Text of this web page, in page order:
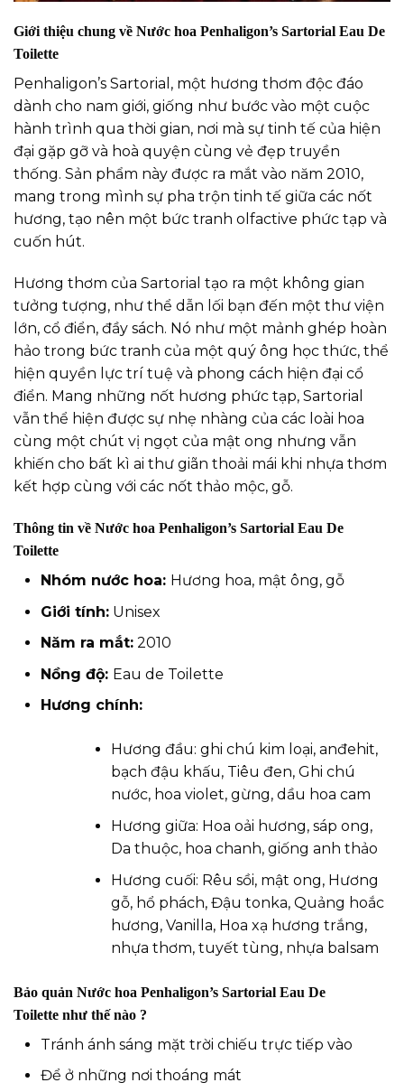
Giới thiệu chung về Nước hoa Penhaligon’s Sartorial Eau De
Toilette
Penhaligon’s Sartorial, một hương thơm độc đáo
dành cho nam giới, giống như bước vào một cuộc
hành trình qua thời gian, nơi mà sự tinh tế của hiện
đại gặp gỡ và hoà quyện cùng vẻ đẹp truyền
thống. Sản phẩm này được ra mắt vào năm 2010,
mang trong mình sự pha trộn tinh tế giữa các nốt
hương, tạo nên một bức tranh olfactive phức tạp và
cuốn hút.
Hương thơm của Sartorial tạo ra một không gian
tưởng tượng, như thể dẫn lối bạn đến một thư viện
lớn, cổ điển, đầy sách. Nó như một mảnh ghép hoàn
hảo trong bức tranh của một quý ông học thức, thể
hiện quyền lực trí tuệ và phong cách hiện đại cổ
điển. Mang những nốt hương phức tạp, Sartorial
vẫn thể hiện được sự nhẹ nhàng của các loài hoa
cùng một chút vị ngọt của mật ong nhưng vẫn
khiến cho bất kì ai thư giãn thoải mái khi nhựa thơm
kết hợp cùng với các nốt thảo mộc, gỗ.
Thông tin về Nước hoa Penhaligon’s Sartorial Eau De
Toilette
Nhóm nước hoa: Hương hoa, mật ông, gỗ
Giới tính: Unisex
Năm ra mắt: 2010
Nồng độ: Eau de Toilette
Hương chính:
Hương đầu: ghi chú kim loại, anđehit,
bạch đậu khấu, Tiêu đen, Ghi chú
nước, hoa violet, gừng, dầu hoa cam
Hương giữa: Hoa oải hương, sáp ong,
Da thuộc, hoa chanh, giống anh thảo
Hương cuối: Rêu sồi, mật ong, Hương
gỗ, hổ phách, Đậu tonka, Quảng hoắc
hương, Vanilla, Hoa xạ hương trắng,
nhựa thơm, tuyết tùng, nhựa balsam
Bảo quản Nước hoa Penhaligon’s Sartorial Eau De
Toilette như thế nào ?
Tránh ánh sáng mặt trời chiếu trực tiếp vào
Để ở những nơi thoáng mát